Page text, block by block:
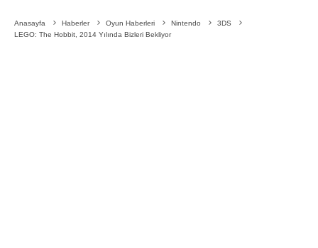
Anasayfa Haberler Oyun Haberleri Nintendo
3DS
LEGO: The Hobbit, 2014 Yılında Bizleri Bekliyor